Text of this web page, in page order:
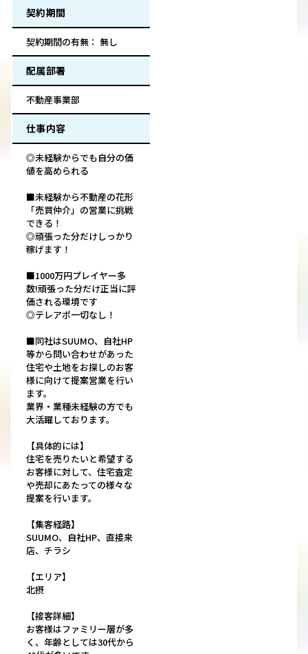
契約期間
契約期間の有無： 無し
配属部署
不動産事業部
仕事内容
◎未経験からでも自分の価
値を高められる
■未経験から不動産の花形
「売買仲介」の営業に挑戦
できる！
◎頑張った分だけしっかり
稼げます！
■1000万円プレイヤー多
数!頑張った分だけ正当に評
価される環境です
◎テレアポ一切なし！
■同社はSUUMO、自社HP
等から問い合わせがあった
住宅や土地をお探しのお客
様に向けて提案営業を行い
ます。
業界・業種未経験の方でも
大活躍しております。
【具体的には】
住宅を売りたいと希望する
お客様に対して、住宅査定
や売却にあたっての様々な
提案を行います。
【集客経路】
SUUMO、自社HP、直接来
店、チラシ
【エリア】
北摂
【接客詳細】
お客様はファミリー層が多
く、年齢としては30代から